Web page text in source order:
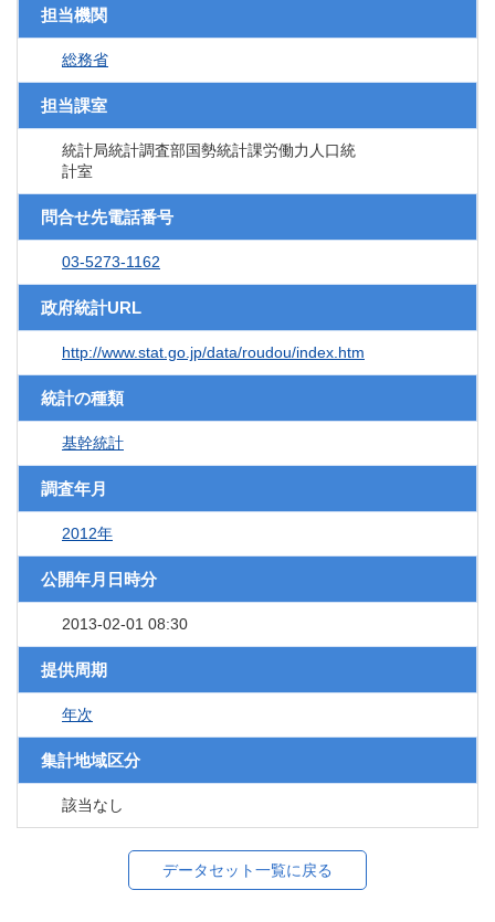
担当機関
総務省
担当課室
統計局統計調査部国勢統計課労働力人口統
計室
問合せ先電話番号
03-5273-1162
政府統計URL
http://www.stat.go.jp/data/roudou/index.htm
統計の種類
基幹統計
調査年月
2012年
公開年月日時分
2013-02-01 08:30
提供周期
年次
集計地域区分
該当なし
データセット一覧に戻る